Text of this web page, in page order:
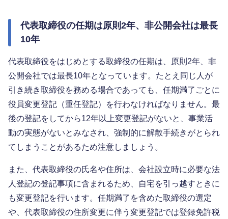
代表取締役の任期は原則2年、非公開会社は最長
10年
代表取締役をはじめとする取締役の任期は、原則2年、非
公開会社では最長10年となっています。たとえ同じ人が
引き続き取締役を務める場合であっても、任期満了ごとに
役員変更登記（重任登記）を行わなければなりません。最
後の登記をしてから12年以上変更登記がないと、事業活
動の実態がないとみなされ、強制的に解散手続きがとられ
てしまうことがあるため注意しましょう。
また、代表取締役の氏名や住所は、会社設立時に必要な法
人登記の登記事項に含まれるため、自宅を引っ越すときに
も変更登記を行います。任期満了を含めた取締役の選定
や、代表取締役の住所変更に伴う変更登記では登録免許税